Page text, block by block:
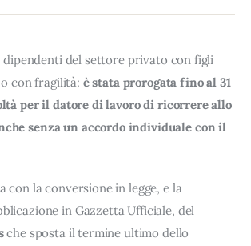
del settore privato con figli
con fragilità: è stata prorogata fino al 31
per il datore di lavoro di ricorrere allo
senza un accordo individuale con il
con la conversione in legge, e la
in Gazzetta Ufficiale, del
che sposta il termine ultimo dello